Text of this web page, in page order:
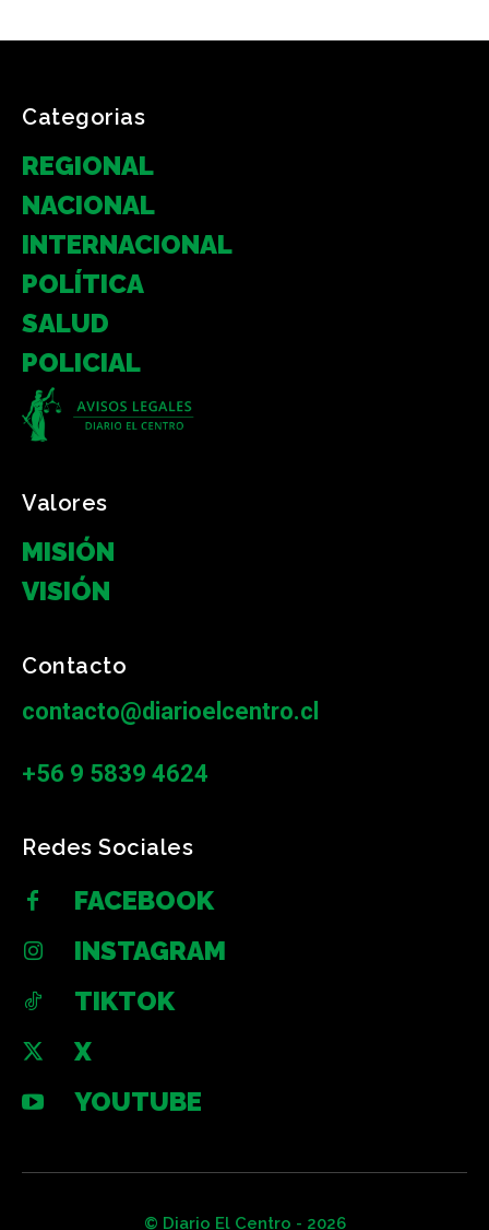
Categorias
REGIONAL
NACIONAL
INTERNACIONAL
POLÍTICA
SALUD
POLICIAL
Valores
MISIÓN
VISIÓN
Contacto
contacto@diarioelcentro.cl
+56 9 5839 4624
Redes Sociales
FACEBOOK
INSTAGRAM
TIKTOK
X
YOUTUBE
© Diario El Centro - 2026